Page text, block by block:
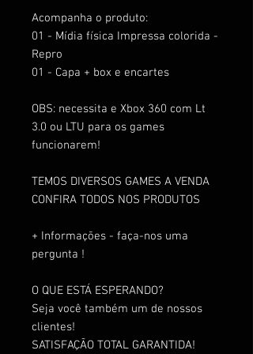
Acompanha o produto:
01 - Mídia física Impressa colorida -
Repro
01 - Capa + box e encartes
OBS: necessita e Xbox 360 com Lt
3.0 ou LTU para os games
funcionarem!
TEMOS DIVERSOS GAMES A VENDA
CONFIRA TODOS NOS PRODUTOS
+ Informações - faça-nos uma
pergunta !
O QUE ESTÁ ESPERANDO?
Seja você também um de nossos
clientes!
SATISFAÇÃO TOTAL GARANTIDA!